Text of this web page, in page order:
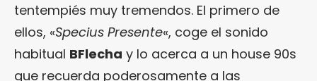
tentempiés muy tremendos. El primero de
ellos, «Specius Presente«, coge el sonido
habitual BFlecha y lo acerca a un house 90s
que recuerda poderosamente a las